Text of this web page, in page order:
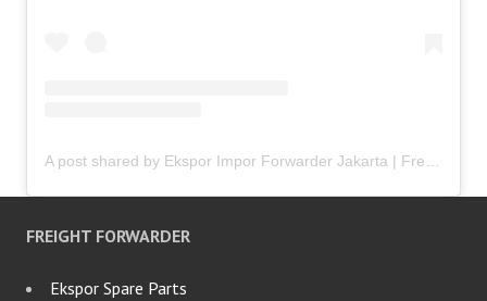
FREIGHT FORWARDER
Ekspor Spare Parts